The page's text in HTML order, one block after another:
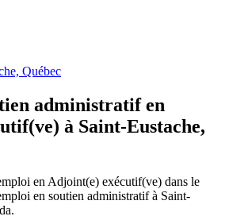
Québec
administratif en
à Saint-Eustache,
en Adjoint(e) exécutif(ve) dans le
en soutien administratif à Saint-